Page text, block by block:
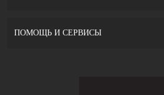
ПОМОЩЬ И СЕРВИСЫ